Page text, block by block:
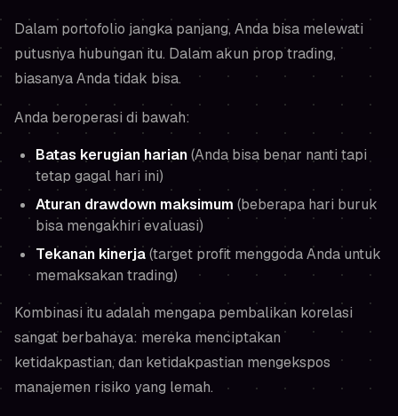
Dalam portofolio jangka panjang, Anda bisa melewati
putusnya hubungan itu. Dalam akun prop trading,
biasanya Anda tidak bisa.
Anda beroperasi di bawah:
Batas kerugian harian(Anda bisa benar nanti tapi
tetap gagal hari ini)
Aturan drawdown maksimum (beberapa hari buruk
bisa mengakhiri evaluasi)
Tekanan kinerja(target profit menggoda Anda untuk
memaksakan trading)
Kombinasi itu adalah mengapa pembalikan korelasi
sangat berbahaya: mereka menciptakan
ketidakpastian, dan ketidakpastian mengekspos
manajemen risiko yang lemah.